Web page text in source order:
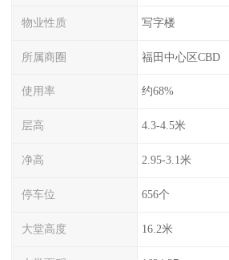
物业性质 写字楼
所属商圈 福田中心区CBD
使用率 约68%
层高 4.3-4.5米
净高 2.95-3.1米
停车位 656个
大堂高度 16.2米